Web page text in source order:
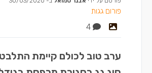
פורום גגות
4
ערב טוב לכולם קיימת